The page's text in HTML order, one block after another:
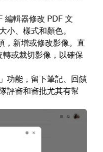
編輯器修改 PDF 文
小、樣式和顏色。
，新增或修改影像。直
或裁切影像，以確保
功能，留下筆記、回饋
評審和審批尤其有幫